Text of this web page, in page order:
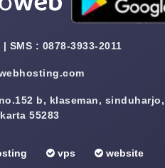
SMS : 0878-3933-2011
b, klaseman,
55283
vps website